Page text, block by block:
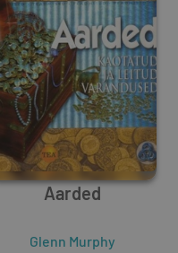
Aarded
Glenn Murphy